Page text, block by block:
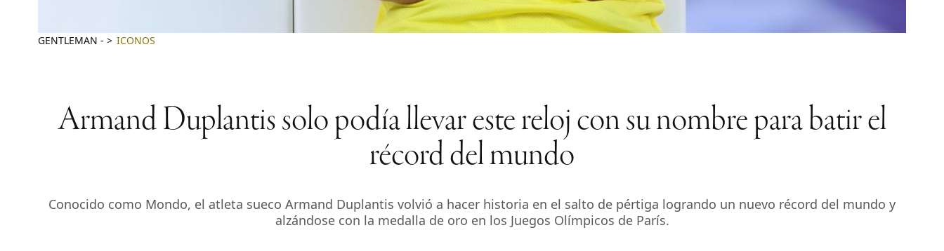
GENTLEMAN - ICONOS
Armand Duplantis solo podía llevar este reloj con su nombre para batir el
récord del mundo
Conocido como Mondo, el atleta sueco Armand Duplantis volvió a hacer historia en el salto de pértiga logrando un nuevo récord del mundo y
alzándose con la medalla de oro en los Juegos Olímpicos de París.